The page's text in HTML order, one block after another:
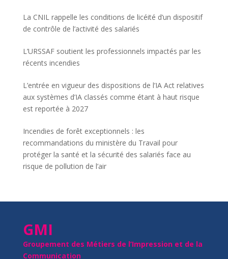
La CNIL rappelle les conditions de licéité d’un dispositif
de contrôle de l’activité des salariés
L’URSSAF soutient les professionnels impactés par les
récents incendies
L’entrée en vigueur des dispositions de l’IA Act relatives
aux systèmes d’IA classés comme étant à haut risque
est reportée à 2027
Incendies de forêt exceptionnels : les
recommandations du ministère du Travail pour
protéger la santé et la sécurité des salariés face au
risque de pollution de l’air
GMI
Groupement des Métiers de l’Impression et de la
Communication